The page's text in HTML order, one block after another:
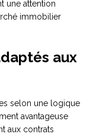
une attention
immobilier
aux
selon une logique
avantageuse
aux contrats